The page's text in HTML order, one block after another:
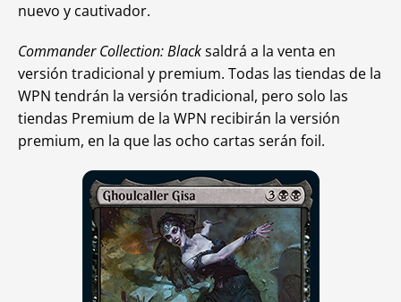
nuevo y cautivador.
Commander Collection: Blacksaldrá a la venta en
versión tradicional y premium. Todas las tiendas de la
WPN tendrán la versión tradicional, pero solo las
tiendas Premium de la WPN recibirán la versión
premium, en la que las ocho cartas serán foil.